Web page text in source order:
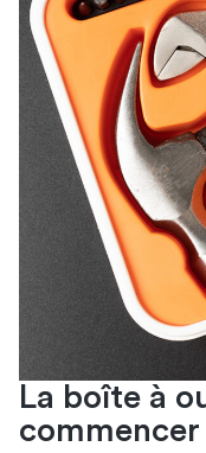
La boîte à
commencer